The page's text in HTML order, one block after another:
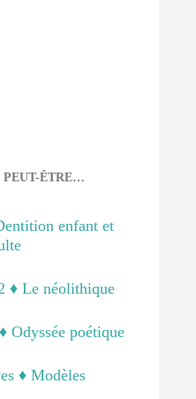
PEUT-ÊTRE…
enfant et
♦ Le néolithique
Odyssée poétique
♦ Modèles